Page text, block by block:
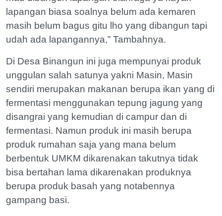
lapangan biasa soalnya belum ada kemaren
masih belum bagus gitu lho yang dibangun tapi
udah ada lapangannya,” Tambahnya.
Di Desa Binangun ini juga mempunyai produk
unggulan salah satunya yakni Masin, Masin
sendiri merupakan makanan berupa ikan yang di
fermentasi menggunakan tepung jagung yang
disangrai yang kemudian di campur dan di
fermentasi. Namun produk ini masih berupa
produk rumahan saja yang mana belum
berbentuk UMKM dikarenakan takutnya tidak
bisa bertahan lama dikarenakan produknya
berupa produk basah yang notabennya
gampang basi.